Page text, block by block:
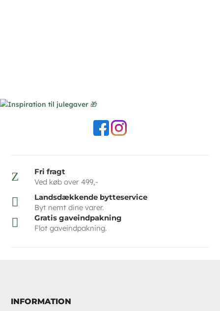
Z
Fri fragt
Ved køb over 499,-

Landsdækkende bytteservice
Byt nemt dine varer.

Gratis gaveindpakning
Flot gaveindpakning.
INFORMATION